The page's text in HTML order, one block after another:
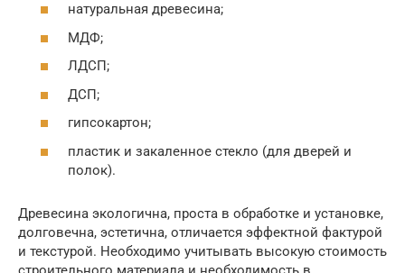
натуральная древесина;
МДФ;
ЛДСП;
ДСП;
гипсокартон;
пластик и закаленное стекло (для дверей и
полок).
Древесина экологична, проста в обработке и установке,
долговечна, эстетична, отличается эффектной фактурой
и текстурой. Необходимо учитывать высокую стоимость